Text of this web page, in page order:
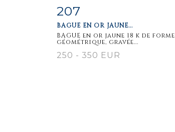
Fiche
207
BAGUE EN OR JAUNE...
BAGUE en or jaune 18 k de forme
géométrique, gravée...
250 - 350 EUR